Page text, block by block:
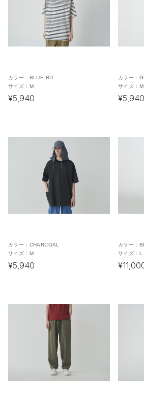
カラー： BLUE BD
サイズ： M
¥5,940
カラー：
サイズ： M
¥5,940
カラー： CHARCOAL
サイズ： M
¥5,940
カラー：
サイズ： L